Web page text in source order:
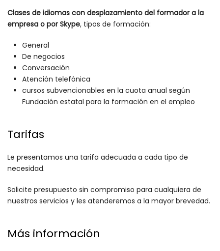
Clases de idiomas con desplazamiento del formador a la
empresa o por Skype, tipos de formación:
General
De negocios
Conversación
Atención telefónica
cursos subvencionables en la cuota anual según
Fundación estatal para la formación en el empleo
Tarifas
Le presentamos una tarifa adecuada a cada tipo de
necesidad.
Solicite presupuesto sin compromiso para cualquiera de
nuestros servicios y les atenderemos a la mayor brevedad.
Más información